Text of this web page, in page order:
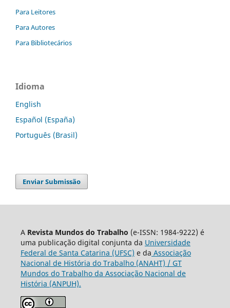
Para Leitores
Para Autores
Para Bibliotecários
Idioma
English
Español (España)
Português (Brasil)
Enviar Submissão
A Revista Mundos do Trabalho (e-ISSN: 1984-9222) é
uma publicação digital conjunta da Universidade
Federal de Santa Catarina (UFSC) e da Associação
Nacional de História do Trabalho (ANAHT) / GT
Mundos do Trabalho da Associação Nacional de
História (ANPUH).